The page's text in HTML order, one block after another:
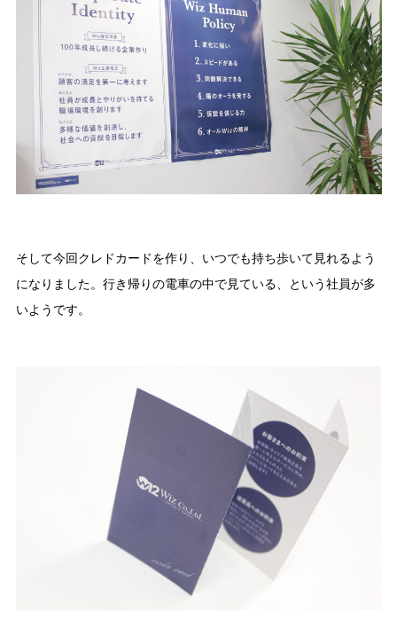
そして今回クレドカードを作り、いつでも持ち歩いて見れるよう
になりました。行き帰りの電車の中で見ている、という社員が多
いようです。